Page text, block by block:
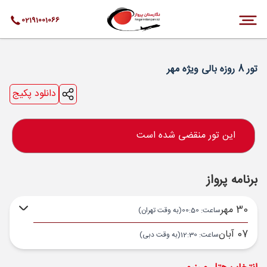
02191001066
تور 8 روزه بالی ویژه مهر
دانلود پکیج
این تور منقضی شده است
برنامه پرواز
30 مهر ساعت: 00:50 (به وقت تهران)
07 آبان ساعت: 12:30 (به وقت دبی)